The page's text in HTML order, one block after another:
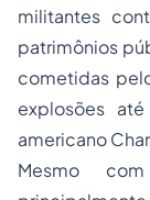
militantes
patrimônios
cometidas
explosões
americano
Mesmo